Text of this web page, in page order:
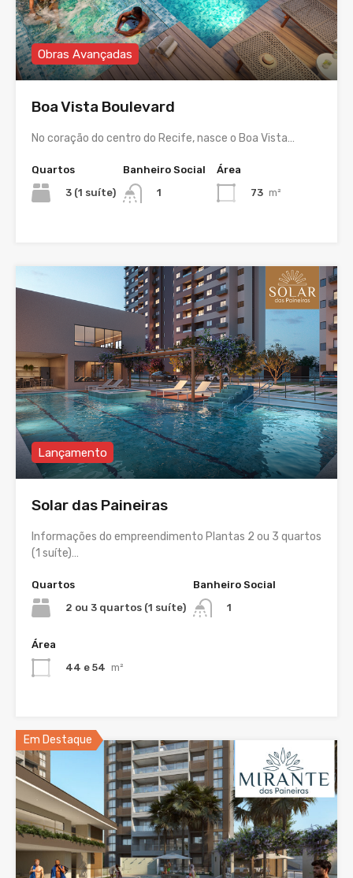
Obras Avançadas
Boa Vista Boulevard
No coração do centro do Recife, nasce o Boa Vista…
Quartos
3 (1 suíte)
Banheiro Social
1
Área
73 m²
Lançamento
Solar das Paineiras
Informações do empreendimento Plantas 2 ou 3 quartos
(1 suíte)…
Quartos
2 ou 3 quartos (1 suíte)
Banheiro Social
1
Área
44 e 54 m²
Em Destaque